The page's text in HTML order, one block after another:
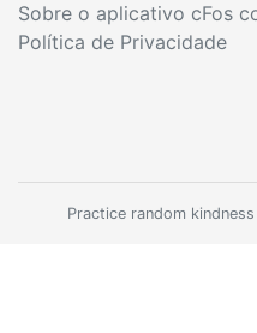
Sobre o aplicativo cFos
Política de Privacidade
Practice random